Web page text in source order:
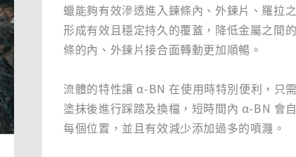
蠟能夠有效滲透進入鍊條內、外鍊片、羅拉
形成有效且穩定持久的覆蓋，降低金屬之間
條的內、外鍊片接合面轉動更加順暢。
流體的特性讓 α-BN 在使用時特別便利，只
塗抹後進行踩踏及換檔，短時間內 α-BN 會
每個位置，並且有效減少添加過多的噴濺。